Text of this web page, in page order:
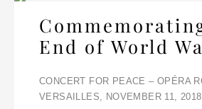
End of World
CONCERT FOR PEACE – OPÉRA
VERSAILLES, NOVEMBER 11, 2018